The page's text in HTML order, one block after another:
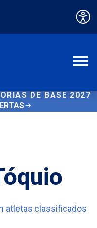
DE BASE 2027
atletas classificados